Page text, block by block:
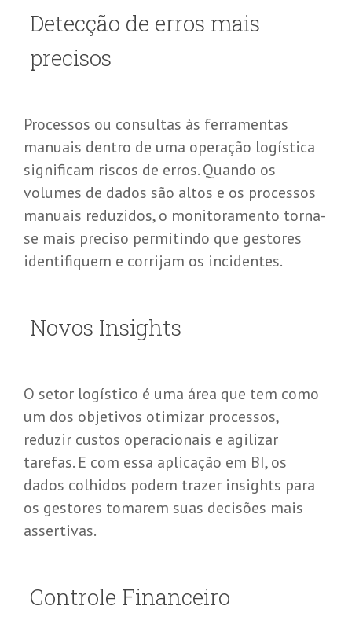
Detecção de erros mais
precisos
Processos ou consultas às ferramentas
manuais dentro de uma operação logística
significam riscos de erros. Quando os
volumes de dados são altos e os processos
manuais reduzidos, o monitoramento torna-
se mais preciso permitindo que gestores
identifiquem e corrijam os incidentes.
Novos Insights
O setor logístico é uma área que tem como
um dos objetivos otimizar processos,
reduzir custos operacionais e agilizar
tarefas. E com essa aplicação em BI, os
dados colhidos podem trazer insights para
os gestores tomarem suas decisões mais
assertivas.
Controle Financeiro